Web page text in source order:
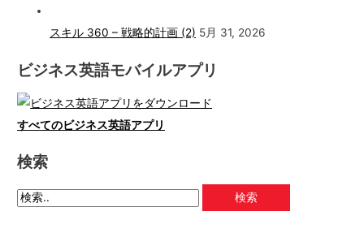
スキル 360 – 戦略的計画 (2) 5月 31, 2026
ビジネス英語モバイルアプリ
すべてのビジネス英語アプリ
検索